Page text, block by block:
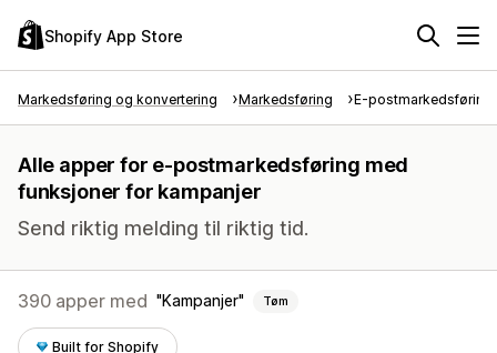
Shopify App Store
Markedsføring og konvertering Markedsføring E-postmarkedsføring
Alle apper for e-postmarkedsføring med
funksjoner for kampanjer
Send riktig melding til riktig tid.
390 apper med Kampanjer Tøm
Built for Shopify